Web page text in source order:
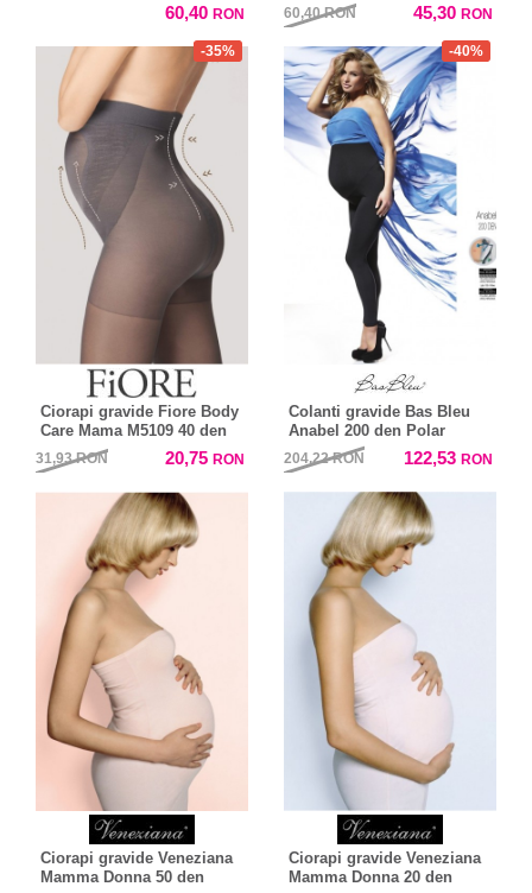
60,40 RON 60,40RON 45,30 RON
-35%
Ciorapi gravide Fiore Body
Care Mama M5109 40 den
31,93RON 20,75 RON
-40%
Colanti gravide Bas Bleu
Anabel 200 den Polar
204,22RON 122,53 RON
Ciorapi gravide Veneziana
Mamma Donna 50 den
Ciorapi gravide Veneziana
Mamma Donna 20 den